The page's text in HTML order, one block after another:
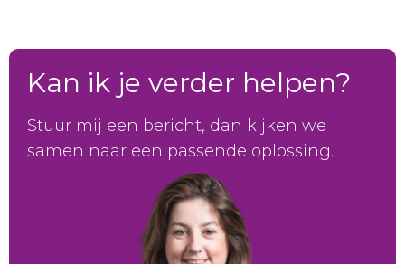
Kan ik je verder helpen?
Stuur mij een bericht, dan kijken we
samen naar een passende oplossing.